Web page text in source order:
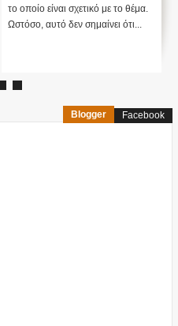
το οποίο είναι σχετικό με το θέμα.
Ωστόσο, αυτό δεν σημαίνει ότι...
Blogger Facebook